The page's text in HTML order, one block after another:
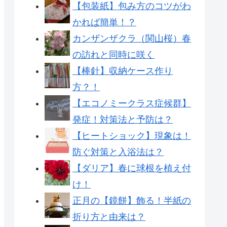
【包装紙】包み方のコツがわ
かれば簡単！？
カンザンザクラ（関山桜）春
の訪れと同時に咲く
【棒針】収納ケース作り
方？！
【エコノミークラス症候群】
発症！対策法と予防は？
【ヒートショック】現象は！
防ぐ対策と入浴法は？
【ダリア】春に球根を植え付
け！
正月の【鏡餅】飾る！半紙の
折り方と由来は？